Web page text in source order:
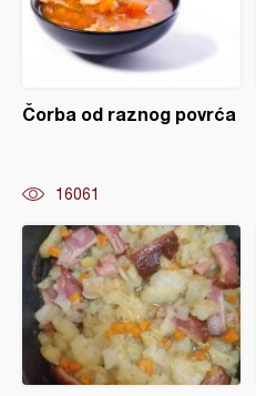
Čorba od raznog povrća
16061